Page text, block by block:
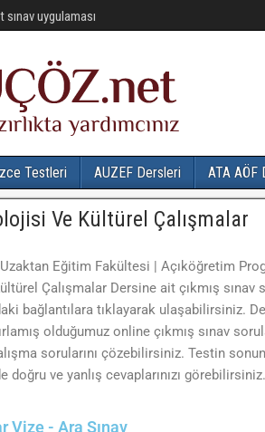
uygulaması
Testleri AUZEF Dersleri ATA AÖF
Ve Kültürel Çalışmalar
Eğitim Fakültesi | Açıköğretim
Çalışmalar Dersine ait çıkmış sınav
bağlantılara tıklayarak ulaşabilirsiniz.
olduğumuz online çıkmış sınav
sorularını çözebilirsiniz. Testin
doğru ve yanlış cevaplarınızı görebilirsiniz.
Vize - Ara Sınav